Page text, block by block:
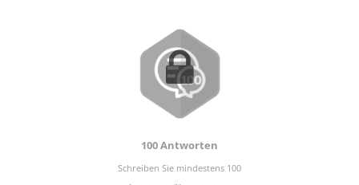
100 Antworten
Schreiben Sie mindestens 100